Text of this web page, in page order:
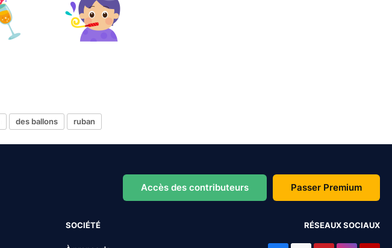
des ballons ruban
Accès des contributeurs Passer Premium
SOCIÉTÉ RÉSEAUX SOCIAUX